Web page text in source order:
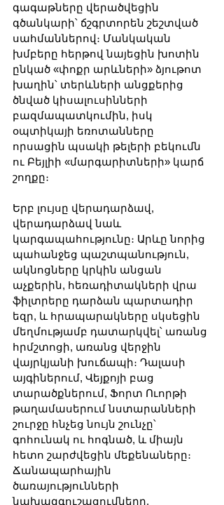
գագաթները վերածվեցին
գծանկարի՝ ճշգրտորեն շեշտված
սահմաններով։ Մանկական
խմբերը հերթով նայեցին խոտին
ընկած «փոքր արևների» ձյութոտ
խաղին՝ տերևների անցքերից
ծնված կիսալուսինների
բազմապատկումին, իսկ
օպտիկայի եռոտանները
որսացին պսակի թելերի բեկումն
ու Բեյլիի «մարգարիտների» կարճ
շողքը։
Երբ լույսը վերադարձավ,
վերադարձավ նաև
կարգապահությունը։ Արևը նորից
պահանջեց պաշտպանություն,
ակնոցները կրկին անցան
աչքերին, հեռադիտակների վրա
ֆիլտրերը դարձան պարտադիր
եզր, և հրապարակները սկսեցին
մեղմությամբ դատարկվել՝ առանց
հրմշտոցի, առանց վերջին
վայրկյանի խուճապի։ Դալասի
այգիներում, Վեյքոյի բաց
տարածքներում, Ֆորտ Ուորթի
թաղամասերում նստարանների
շուրջը հնչեց նույն շունչը՝
գոհունակ ու հոգնած, և միայն
հետո շարժվեցին մեքենաները։
Ճանապարհային
ծառայությունների
նախազգուշացումները,